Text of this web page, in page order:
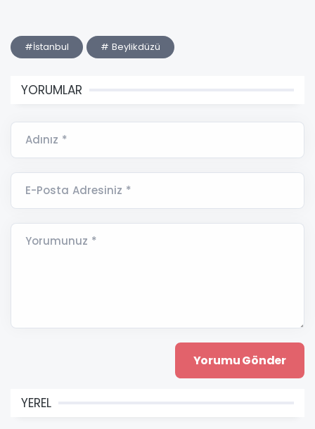
#İstanbul # Beylikdüzü
YORUMLAR
Adınız *
E-Posta Adresiniz *
Yorumunuz *
YEREL